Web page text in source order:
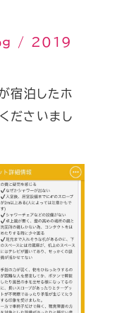
/
2019
宿泊したホ
ださいまし